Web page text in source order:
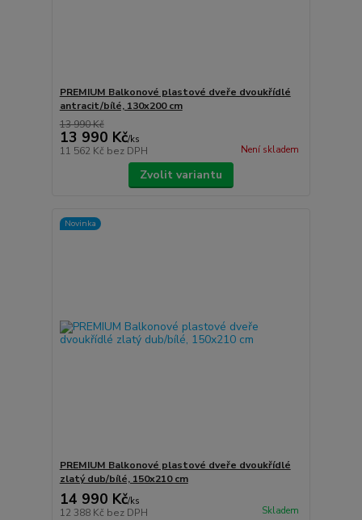
PREMIUM Balkonové plastové dveře dvoukřídlé
antracit/bílé, 130x200 cm
13 990 Kč
13 990 Kč/ks
11 562 Kč bez DPH Není skladem
Zvolit variantu
Novinka
PREMIUM Balkonové plastové dveře dvoukřídlé
zlatý dub/bílé, 150x210 cm
14 990 Kč/ks
12 388 Kč bez DPH Skladem